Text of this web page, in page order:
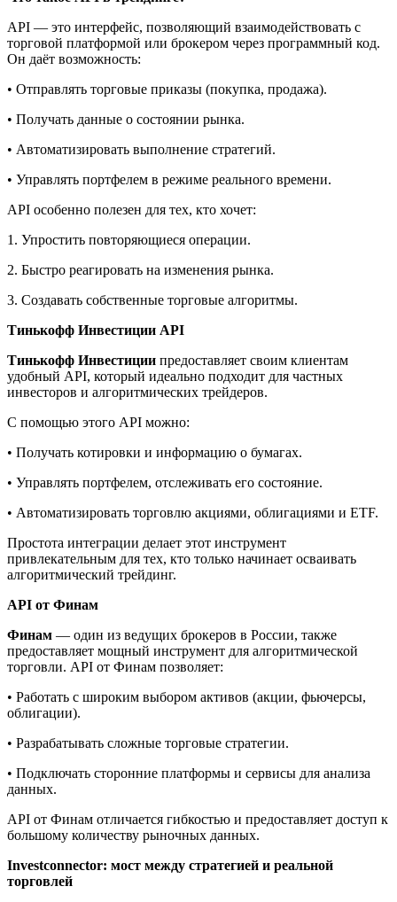
API — это интерфейс, позволяющий взаимодействовать с
торговой платформой или брокером через программный код.
Он даёт возможность:
• Отправлять торговые приказы (покупка, продажа).
• Получать данные о состоянии рынка.
• Автоматизировать выполнение стратегий.
• Управлять портфелем в режиме реального времени.
API особенно полезен для тех, кто хочет:
1. Упростить повторяющиеся операции.
2. Быстро реагировать на изменения рынка.
3. Создавать собственные торговые алгоритмы.
Тинькофф Инвестиции API
Тинькофф Инвестиции предоставляет своим клиентам
удобный API, который идеально подходит для частных
инвесторов и алгоритмических трейдеров.
С помощью этого API можно:
• Получать котировки и информацию о бумагах.
• Управлять портфелем, отслеживать его состояние.
• Автоматизировать торговлю акциями, облигациями и ETF.
Простота интеграции делает этот инструмент
привлекательным для тех, кто только начинает осваивать
алгоритмический трейдинг.
API от Финам
Финам — один из ведущих брокеров в России, также
предоставляет мощный инструмент для алгоритмической
торговли. API от Финам позволяет:
• Работать с широким выбором активов (акции, фьючерсы,
облигации).
• Разрабатывать сложные торговые стратегии.
• Подключать сторонние платформы и сервисы для анализа
данных.
API от Финам отличается гибкостью и предоставляет доступ к
большому количеству рыночных данных.
Investconnector: мост между стратегией и реальной
торговлей